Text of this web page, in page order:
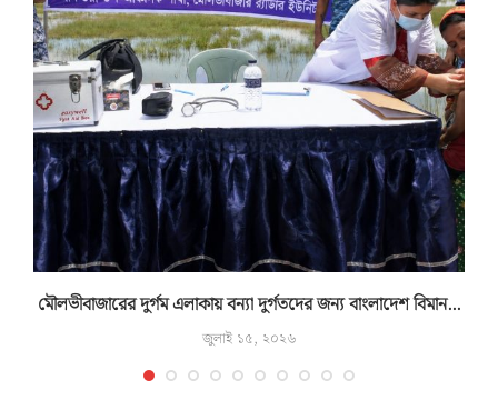
মৌলভীবাজারের দুর্গম এলাকায় বন্যা দুর্গতদের জন্য বাংলাদেশ বিমান...
জুলাই ১৫, ২০২৬